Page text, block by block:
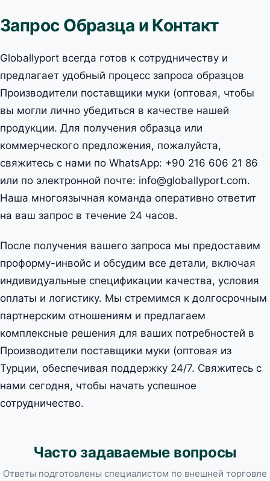
Запрос Образца и Контакт
Globallyport всегда готов к сотрудничеству и
предлагает удобный процесс запроса образцов
Производители поставщики муки (оптовая, чтобы
вы могли лично убедиться в качестве нашей
продукции. Для получения образца или
коммерческого предложения, пожалуйста,
свяжитесь с нами по WhatsApp: +90 216 606 21 86
или по электронной почте: info@globallyport.com.
Наша многоязычная команда оперативно ответит
на ваш запрос в течение 24 часов.
После получения вашего запроса мы предоставим
проформу-инвойс и обсудим все детали, включая
индивидуальные спецификации качества, условия
оплаты и логистику. Мы стремимся к долгосрочным
партнерским отношениям и предлагаем
комплексные решения для ваших потребностей в
Производители поставщики муки (оптовая из
Турции, обеспечивая поддержку 24/7. Свяжитесь с
нами сегодня, чтобы начать успешное
сотрудничество.
Часто задаваемые вопросы
Ответы подготовлены специалистом по внешней торговле